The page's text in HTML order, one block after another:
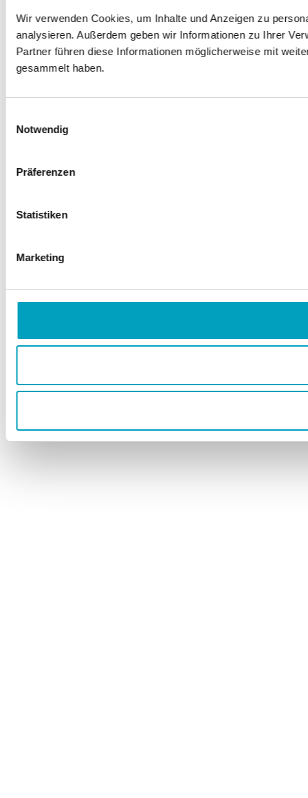
Wir verwenden Cookies, um Inhalte und Anzeigen zu
analysieren. Außerdem geben wir Informationen zu Ihrer
Partner führen diese Informationen möglicherweise mit
gesammelt haben.
Notwendig
Präferenzen
Statistiken
Marketing